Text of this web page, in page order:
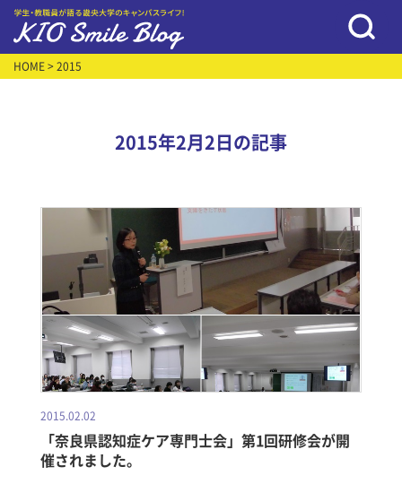
HOME > 2015
2015年2月2日の記事
2015.02.02
「奈良県認知症ケア専門士会」第1回研修会が開
催されました。